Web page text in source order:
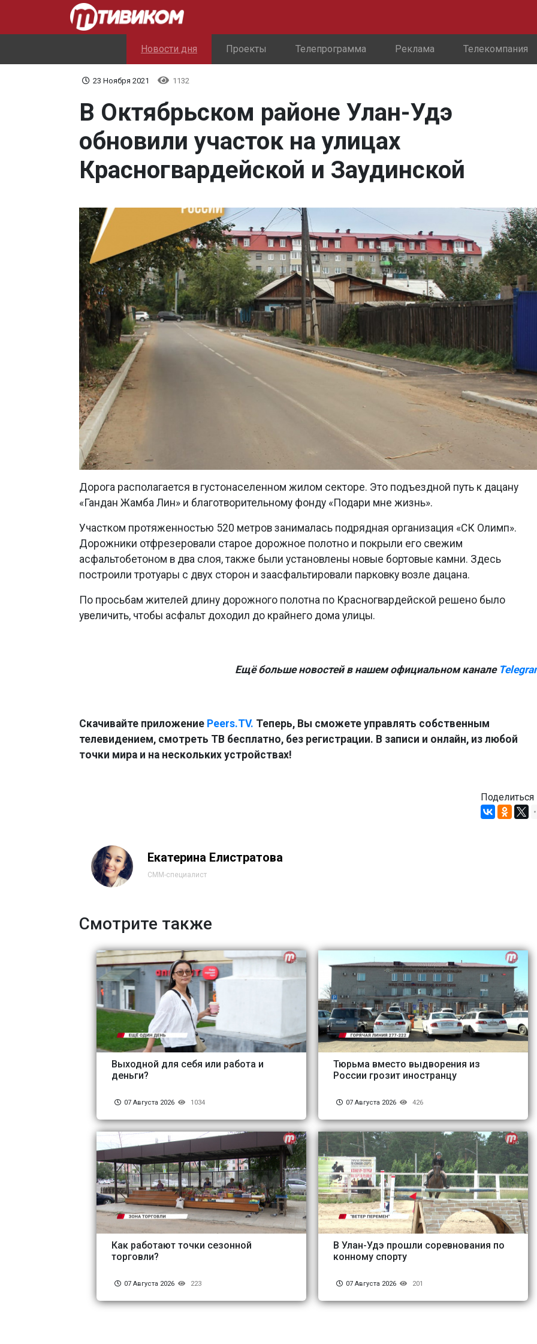
Новости дня Проекты Телепрограмма Реклама Телекомпания
23 Ноября 2021 1132
В Октябрьском районе Улан-Удэ
обновили участок на улицах
Красногвардейской и Заудинской
Дорога располагается в густонаселенном жилом секторе. Это подъездной путь к дацану
«Гандан Жамба Лин» и благотворительному фонду «Подари мне жизнь».
Участком протяженностью 520 метров занималась подрядная организация «СК Олимп».
Дорожники отфрезеровали старое дорожное полотно и покрыли его свежим
асфальтобетоном в два слоя, также были установлены новые бортовые камни. Здесь
построили тротуары с двух сторон и заасфальтировали парковку возле дацана.
По просьбам жителей длину дорожного полотна по Красногвардейской решено было
увеличить, чтобы асфальт доходил до крайнего дома улицы.
Ещё больше новостей в нашем официальном канале
Скачивайте приложение Peers.TV. Теперь, Вы сможете управлять собственным
телевидением, смотреть ТВ бесплатно, без регистрации. В записи и онлайн, из любой
точки мира и на нескольких устройствах!
Поделиться
Екатерина Елистратова
СММ-специалист
Смотрите также
Выходной для себя или работа и
деньги?
07 Августа 2026 1034
Тюрьма вместо выдворения из
России грозит иностранцу
07 Августа 2026 426
Как работают точки сезонной
торговли?
07 Августа 2026 223
В Улан-Удэ прошли соревнования по
конному спорту
07 Августа 2026 201